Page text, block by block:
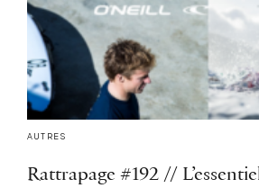
AUTRES
Rattrapage #192 //